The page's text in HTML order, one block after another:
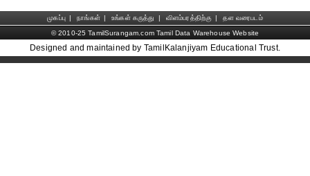
முகப்பு | நாங்கள் | உங்கள் கருத்து | விளம்பரத்திற்கு |
தள வரைபடம்
© 2010-25 TamilSurangam.com Tamil Data Warehouse Website
Designed and maintained by TamilKalanjiyam Educational Trust.